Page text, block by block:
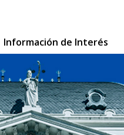
Información de Interés